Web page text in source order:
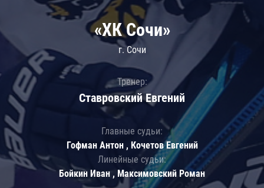
«ХК Сочи»
г. Сочи
Тренер:
Ставровский Евгений
Главные судьи:
Гофман Антон , Кочетов Евгений
Линейные судьи:
Бойкин Иван , Максимовский Роман